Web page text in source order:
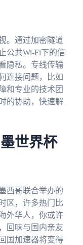
。通过加密隧道
公共Wi-Fi下的信
隐私。专线传输
连接问题，比如
和专业的技术团
的协助，快速解
世界杯
西哥联合举办的
区，许多热门比
外华人，你或许
回味与国内亲友
国加速器将变得